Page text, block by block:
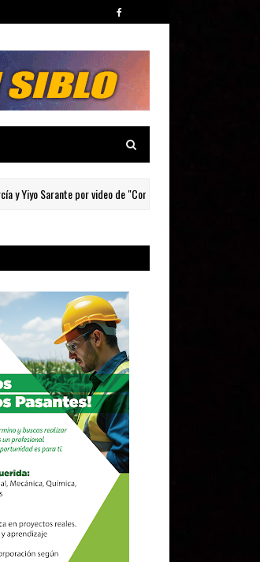
Sarante por video de "Corazón de Acero"?